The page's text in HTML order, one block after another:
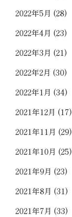
2022年5月 (28)
2022年4月 (23)
2022年3月 (21)
2022年2月 (30)
2022年1月 (34)
2021年12月 (17)
2021年11月 (29)
2021年10月 (25)
2021年9月 (23)
2021年8月 (31)
2021年7月 (33)